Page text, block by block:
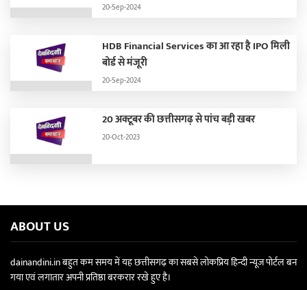
20-Sep-2024
HDB Financial Services का आ रहा है IPO मिली
बोर्ड से मंजूरी
20-Sep-2024
20 अक्टूबर की छत्तीसगढ़ से पांच बड़ी खबर
20-Oct-2023
ABOUT US
dainandini.in बहुत कम समय में यह छत्तीसगढ़ का सबसे लोकप्रिय हिन्दी न्यूज पोर्टल बन
गया एवं लगातार अपनी प्रतिष्ठा बरकरार रखे हुए है।